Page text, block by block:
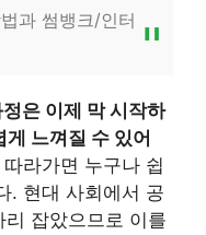
과 썸뱅크/인터
은 이제 막 시작하
느껴질 수 있어
라가면 누구나 쉽
. 현대 사회에서 공
잡았으므로 이를